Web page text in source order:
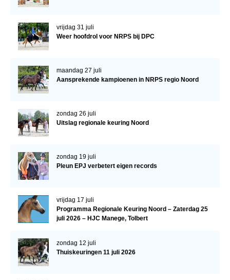
Evenementen
Arabian Horse Events
Veulens en merries
PEDIGREE ONLINE
Informatie aan je paard of pony toevoegen
Fokkerij informatie
Informatie veulen registratie
Veulen registratie
Predicaten
vrijdag 31 juli
Weer hoofdrol voor NRPS bij DPC
maandag 27 juli
Aansprekende kampioenen in NRPS regio Noord
zondag 26 juli
Uitslag regionale keuring Noord
zondag 19 juli
Pleun EPJ verbetert eigen records
vrijdag 17 juli
Programma Regionale Keuring Noord – Zaterdag 25
juli 2026 – HJC Manege, Tolbert
zondag 12 juli
Thuiskeuringen 11 juli 2026